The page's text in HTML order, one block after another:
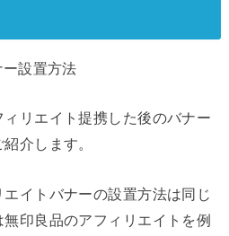
リエイト提携した後のバナー
介します。
イトバナーの設置方法は同じ
印良品のアフィリエイトを例